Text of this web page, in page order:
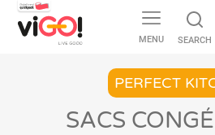
MENU SEARCH
PERFECT
SACS